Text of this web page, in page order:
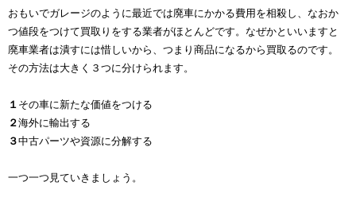
おもいでガレージのように最近では廃車にかかる費用を相殺し、なおか
つ値段をつけて買取りをする業者がほとんどです。なぜかといいますと
廃車業者は潰すには惜しいから、つまり商品になるから買取るのです。
その方法は大きく３つに分けられます。
１ その車に新たな価値をつける
２海外に輸出する
３中古パーツや資源に分解する
一つ一つ見ていきましょう。